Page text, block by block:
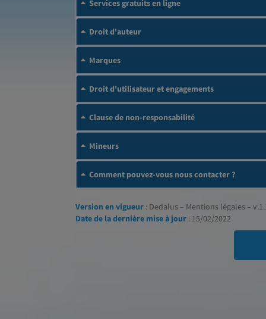
Services gratuits en ligne
Droit d'auteur
Marques
Droit d'utilisateur et engagements
Clause de non-responsabilité
Mineurs
Comment pouvez-vous nous contacter ?
Version en vigueur : Dedalus – Mentions légales –
Date de la dernière mise à jour : 15/02/2022